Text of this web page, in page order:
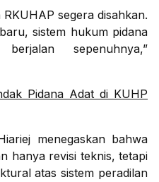
segera disahkan.
sistem hukum pidana
sepenuhnya,”
Pidana Adat di KUHP
menegaskan bahwa
hanya revisi teknis, tetapi
atas sistem peradilan